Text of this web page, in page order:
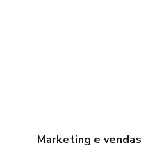
Marketing e vendas